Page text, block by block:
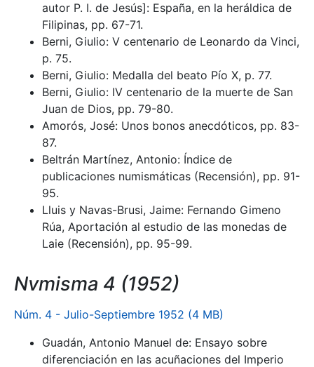
autor P. I. de Jesús]: España, en la heráldica de
Filipinas, pp. 67-71.
Berni, Giulio: V centenario de Leonardo da Vinci,
p. 75.
Berni, Giulio: Medalla del beato Pío X, p. 77.
Berni, Giulio: IV centenario de la muerte de San
Juan de Dios, pp. 79-80.
Amorós, José: Unos bonos anecdóticos, pp. 83-
87.
Beltrán Martínez, Antonio: Índice de
publicaciones numismáticas (Recensión), pp. 91-
95.
Lluis y Navas-Brusi, Jaime: Fernando Gimeno
Rúa, Aportación al estudio de las monedas de
Laie (Recensión), pp. 95-99.
Nvmisma 4 (1952)
Núm. 4 - Julio-Septiembre 1952 (4 MB)
Guadán, Antonio Manuel de: Ensayo sobre
diferenciación en las acuñaciones del Imperio